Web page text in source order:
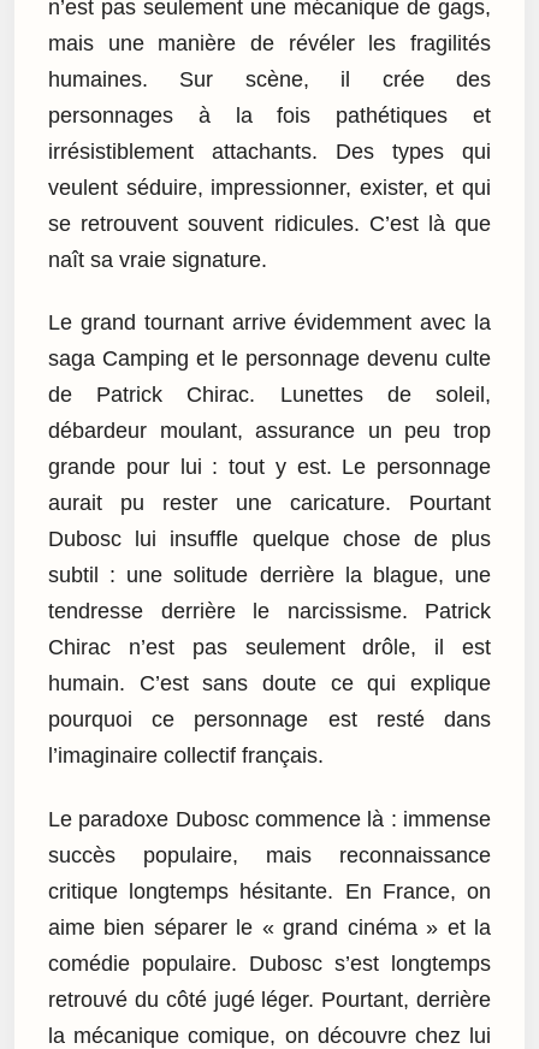
n’est pas seulement une mécanique de gags,
mais une manière de révéler les fragilités
humaines. Sur scène, il crée des
personnages à la fois pathétiques et
irrésistiblement attachants. Des types qui
veulent séduire, impressionner, exister, et qui
se retrouvent souvent ridicules. C’est là que
naît sa vraie signature.
Le grand tournant arrive évidemment avec la
saga Camping et le personnage devenu culte
de Patrick Chirac. Lunettes de soleil,
débardeur moulant, assurance un peu trop
grande pour lui : tout y est. Le personnage
aurait pu rester une caricature. Pourtant
Dubosc lui insuffle quelque chose de plus
subtil : une solitude derrière la blague, une
tendresse derrière le narcissisme. Patrick
Chirac n’est pas seulement drôle, il est
humain. C’est sans doute ce qui explique
pourquoi ce personnage est resté dans
l’imaginaire collectif français.
Le paradoxe Dubosc commence là : immense
succès populaire, mais reconnaissance
critique longtemps hésitante. En France, on
aime bien séparer le « grand cinéma » et la
comédie populaire. Dubosc s’est longtemps
retrouvé du côté jugé léger. Pourtant, derrière
la mécanique comique, on découvre chez lui